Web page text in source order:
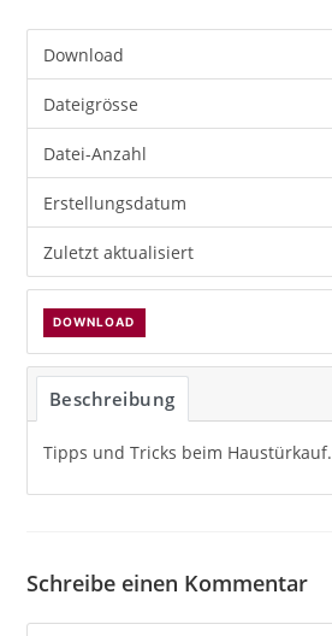
Download
Dateigrösse
Datei-Anzahl
Erstellungsdatum
Zuletzt aktualisiert
DOWNLOAD
Beschreibung
Tipps und Tricks beim Haustürkauf.
Schreibe einen Kommentar